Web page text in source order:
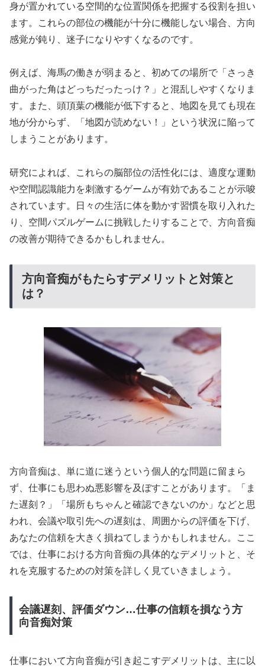
身が置かれている空間的な位置関係を把握する役割を担い
ます。これらの部位の機能が十分に機能しない場合、方向
感覚が鈍り、迷子になりやすくなるのです。
例えば、海馬の働きが弱まると、初めての場所で「さっき
曲がった角はどっちだったっけ？」と混乱しやすくなりま
す。また、頭頂葉の機能が低下すると、地図を見ても現在
地が分からず、「地図が読めない！」という状況に陥って
しまうことがあります。
研究によれば、これらの脳部位の活性化には、適度な運動
や空間認識能力を刺激するゲームが有効であることが示唆
されています。日々の生活に体を動かす習慣を取り入れた
り、空間パズルゲームに挑戦したりすることで、方向音痴
の改善が期待できるかもしれません。
方向音痴がもたらすデメリットと対策と
は？
方向音痴は、単に道に迷うという個人的な問題に留まら
ず、仕事にも思わぬ悪影響を及ぼすことがあります。「ま
た遅刻？」「場所もちゃんと確認できないのか」などと思
われ、会議や取引先への遅刻は、周囲からの評価を下げ、
あなたの信頼を大きく損ねてしまうかもしれません。ここ
では、仕事における方向音痴の具体的なデメリットと、そ
れを克服するための対策を詳しく見ていきましょう。
会議遅刻、評価ダウン…仕事の信頼を損なう方
向音痴対策
仕事において方向音痴が引き起こすデメリットは、主に以